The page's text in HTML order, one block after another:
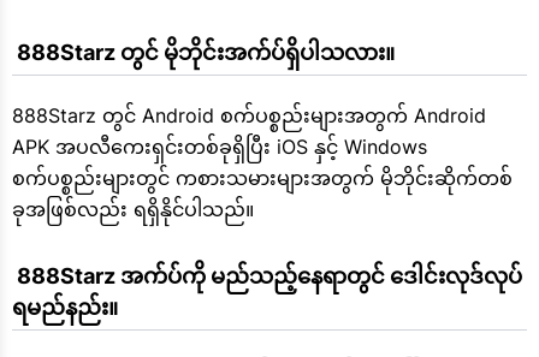
888Starz တွင် မိုဘိုင်းအက်ပ်ရှိပါသလား။
888Starz တွင် Android စက်ပစ္စည်းများအတွက် Android
APK အပလီကေးရှင်းတစ်ခုရှိပြီး iOS နှင့် Windows
စက်ပစ္စည်းများတွင် ကစားသမားများအတွက် မိုဘိုင်းဆိုက်တစ်
ခုအဖြစ်လည်း ရရှိနိုင်ပါသည်။
ရမည်နည်း။